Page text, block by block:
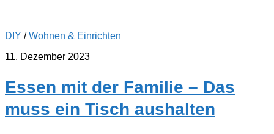
DIY /Wohnen & Einrichten
11. Dezember 2023
Essen mit der Familie – Das
muss ein Tisch aushalten